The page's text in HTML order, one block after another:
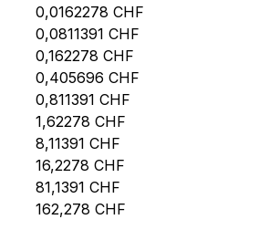
0,0162278 CHF
0,0811391 CHF
0,162278 CHF
0,405696 CHF
0,811391 CHF
1,62278 CHF
8,11391 CHF
16,2278 CHF
81,1391 CHF
162,278 CHF